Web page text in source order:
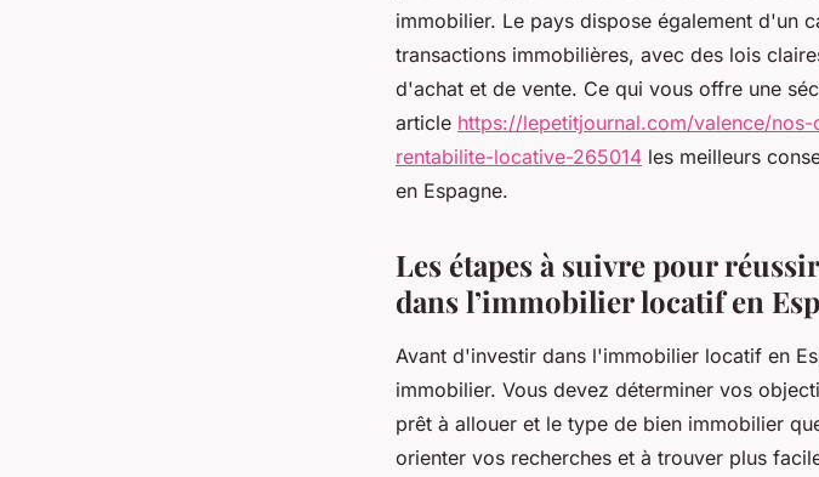
immobilier. Le pays dispose également d'un
transactions immobilières, avec des lois
d'achat et de vente. Ce qui vous offre une
article https://lepetitjournal.com/valence/
rentabilite-locative-265014 les meilleurs
en Espagne.
Les étapes à suivre pour
dans l’immobilier locatif en
Avant d'investir dans l'immobilier locatif en
immobilier. Vous devez déterminer vos
prêt à allouer et le type de bien immobilier
orienter vos recherches et à trouver plus